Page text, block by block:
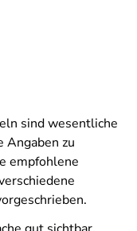
sind wesentliche
Angaben zu
empfohlene